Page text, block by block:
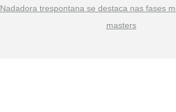
Nadadora trespontana se destaca nas fases
masters